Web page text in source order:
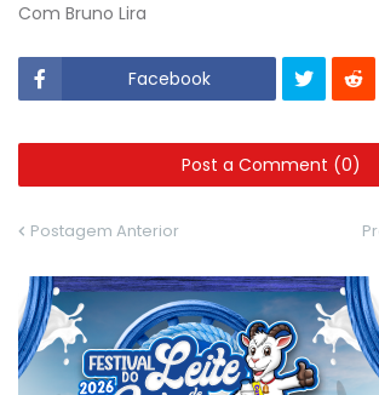
Com Bruno Lira
Facebook
Post a Comment (0)
Postagem Anterior